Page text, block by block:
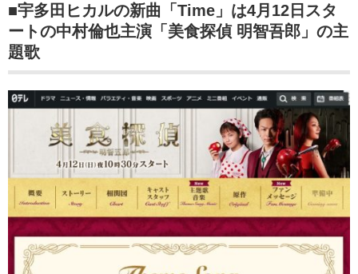
■宇多田ヒカルの新曲「Time」は4月12日スタ
ートの中村倫也主演「美食探偵 明智吾郎」の主
題歌